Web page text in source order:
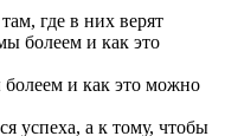
где в них верят
и как это можно